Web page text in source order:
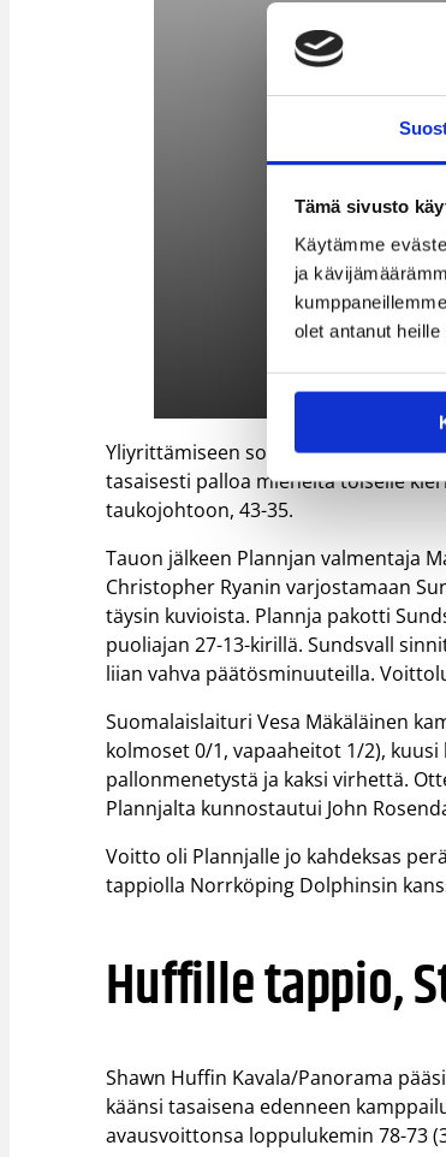
Tämä sivusto
Käytämme
ja
olet antanut
Yliyrittämiseen sortunut Plannja ei
tasaisesti palloa mieheltä toiselle
taukojohtoon, 43-35.
Tauon jälkeen Plannjan valmentaja
Christopher Ryanin varjostamaan
täysin kuvioista. Plannja pakotti
puoliajan 27-13-kirillä. Sundsvall
liian vahva päätösminuuteilla.
Suomalaislaituri Vesa Mäkäläinen
kolmoset 0/1, vapaaheitot 1/2),
pallonmenetystä ja kaksi virhettä.
Plannjalta kunnostautui John
Voitto oli Plannjalle jo kahdeksas
tappiolla Norrköping Dolphinsin
Huffille tappio,
Shawn Huffin Kavala/Panorama
käänsi tasaisena edenneen
avausvoittonsa loppulukemin 78-73